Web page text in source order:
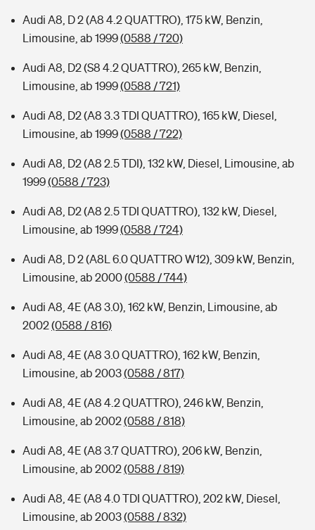
Audi A8, D 2 (A8 4.2 QUATTRO), 175 kW, Benzin,
Limousine, ab 1999(0588 / 720)
Audi A8, D2 (S8 4.2 QUATTRO), 265 kW, Benzin,
Limousine, ab 1999(0588 / 721)
Audi A8, D2 (A8 3.3 TDI QUATTRO), 165 kW, Diesel,
Limousine, ab 1999(0588 / 722)
Audi A8, D2 (A8 2.5 TDI), 132 kW, Diesel, Limousine, ab
1999(0588 / 723)
Audi A8, D2 (A8 2.5 TDI QUATTRO), 132 kW, Diesel,
Limousine, ab 1999(0588 / 724)
Audi A8, D 2 (A8L 6.0 QUATTRO W12), 309 kW, Benzin,
Limousine, ab 2000(0588 / 744)
Audi A8, 4E (A8 3.0), 162 kW, Benzin, Limousine, ab
2002(0588 / 816)
Audi A8, 4E (A8 3.0 QUATTRO), 162 kW, Benzin,
Limousine, ab 2003(0588 / 817)
Audi A8, 4E (A8 4.2 QUATTRO), 246 kW, Benzin,
Limousine, ab 2002(0588 / 818)
Audi A8, 4E (A8 3.7 QUATTRO), 206 kW, Benzin,
Limousine, ab 2002(0588 / 819)
Audi A8, 4E (A8 4.0 TDI QUATTRO), 202 kW, Diesel,
Limousine, ab 2003(0588 / 832)